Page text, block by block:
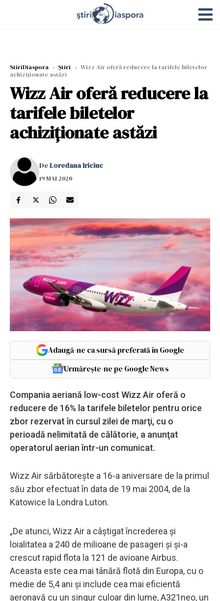
StiriDiaspora › Știri › Wizz Air oferă reducere la tarifele biletelor
achiziţionate astăzi
Wizz Air oferă reducere la
tarifele biletelor
achiziţionate astăzi
DeLoredana Iriciuc
19 MAI 2020
Adaugă-ne ca sursă preferată în Google
Urmărește-ne pe Google News
Compania aeriană low-cost Wizz Air oferă o
reducere de 16% la tarifele biletelor pentru orice
zbor rezervat în cursul zilei de marţi, cu o
perioadă nelimitată de călătorie, a anunţat
operatorul aerian într-un comunicat.
Wizz Air sărbătoreşte a 16-a aniversare de la primul
său zbor efectuat în data de 19 mai 2004, de la
Katowice la Londra Luton.
„De atunci, Wizz Air a câştigat încrederea şi
loialitatea a 240 de milioane de pasageri şi şi-a
crescut rapid flota la 121 de avioane Airbus.
Aceasta este cea mai tânără flotă din Europa, cu o
medie de 5,4 ani şi include cea mai eficientă
aeronavă cu un singur culoar din lume, A321neo, un